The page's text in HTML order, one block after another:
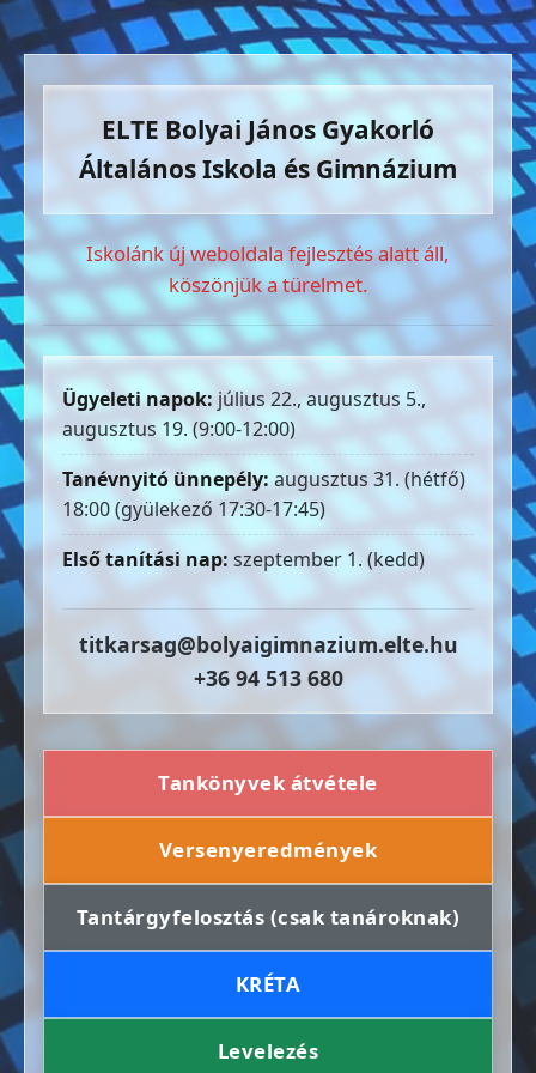
ELTE Bolyai János Gyakorló
Általános Iskola és Gimnázium
Iskolánk új weboldala fejlesztés alatt áll,
köszönjük a türelmet.
Ügyeleti napok: július 22., augusztus 5.,
augusztus 19. (9:00-12:00)
Tanévnyitó ünnepély: augusztus 31. (hétfő)
18:00 (gyülekező 17:30-17:45)
Első tanítási nap: szeptember 1. (kedd)
titkarsag@bolyaigimnazium.elte.hu
+36 94 513 680
Tankönyvek átvétele
Versenyeredmények
Tantárgyfelosztás (csak tanároknak)
KRÉTA
Levelezés